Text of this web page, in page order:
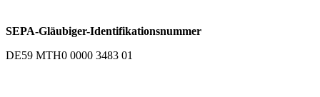
SEPA-Gläubiger-Identifikationsnummer
DE59 MTH0 0000 3483 01